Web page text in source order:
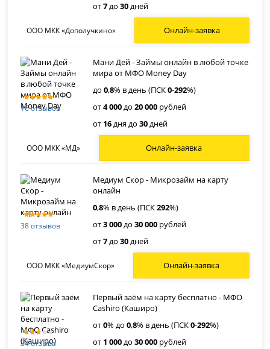
от7до30дней
ООО МКК «Дополучкино» Онлайн-заявка
16 отзывов
Мани Дей - Займы онлайн в любой точке
мира от МФО Money Day
до0,8% в день (ПСК0-292%)
от4 000до20 000 рублей
от 16дня до30дней
ООО МКК «МД» Онлайн-заявка
38 отзывов
Медиум Скор - Микрозайм на карту
онлайн
0,8% в день (ПСК292%)
от3 000до30 000 рублей
от7до30дней
ООО МКК «МедиумСкор» Онлайн-заявка
34 отзыва
Первый заём на карту бесплатно - МФО
Cashiro (Каширо)
от0% до0,8% в день (ПСК0-292%)
от 1 000до30 000 рублей